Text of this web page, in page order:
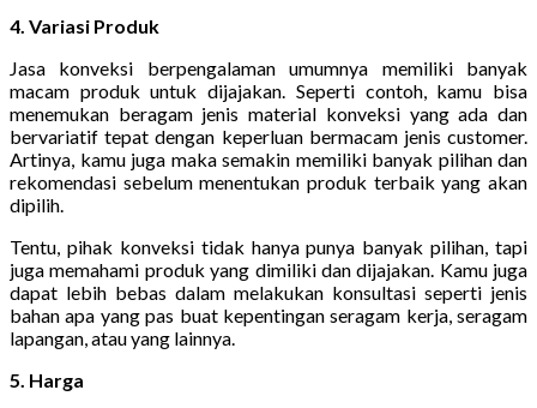
4. Variasi Produk
Jasa konveksi berpengalaman umumnya memiliki banyak
macam produk untuk dijajakan. Seperti contoh, kamu bisa
menemukan beragam jenis material konveksi yang ada dan
bervariatif tepat dengan keperluan bermacam jenis customer.
Artinya, kamu juga maka semakin memiliki banyak pilihan dan
rekomendasi sebelum menentukan produk terbaik yang akan
dipilih.
Tentu, pihak konveksi tidak hanya punya banyak pilihan, tapi
juga memahami produk yang dimiliki dan dijajakan. Kamu juga
dapat lebih bebas dalam melakukan konsultasi seperti jenis
bahan apa yang pas buat kepentingan seragam kerja, seragam
lapangan, atau yang lainnya.
5. Harga